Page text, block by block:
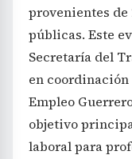
provenientes de
públicas. Este
Secretaría del
en
Empleo
objetivo
laboral para